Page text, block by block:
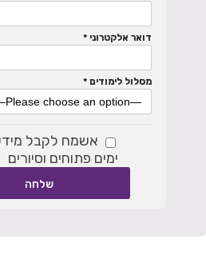
דואר אלקטרוני *
מסלול לימודים *
אשמח לקבל
ימים פתוחים וסיורים